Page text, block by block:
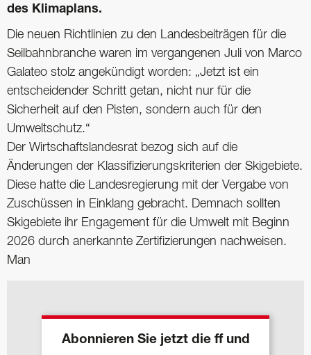
des Klimaplans.
Die neuen Richtlinien zu den Landesbeiträgen für die
Seilbahnbranche waren im vergangenen Juli von Marco
Galateo stolz angekündigt worden: „Jetzt ist ein
entscheidender Schritt getan, nicht nur für die
Sicherheit auf den Pisten, sondern auch für den
Umweltschutz.“
Der Wirtschaftslandesrat bezog sich auf die
Änderungen der Klassifizierungskriterien der Skigebiete.
Diese hatte die Landesregierung mit der Vergabe von
Zuschüssen in Einklang gebracht. Demnach sollten
Skigebiete ihr Engagement für die Umwelt mit Beginn
2026 durch anerkannte Zertifizierungen nachweisen.
Man
Abonnieren Sie jetzt die ff und